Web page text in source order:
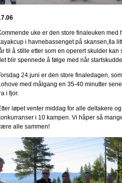
uke er den store finaleuken
i havnebassenget på skansen,Ila
til å stille etter som en operert skulder
blir spennede å følge med når
24.juni er den store finaledagen,
med målgang en 35-40 minutter
i fjor.
løpet venter middag for alle deltakere
i 10 kampen. Vi håper så
alle sammen!